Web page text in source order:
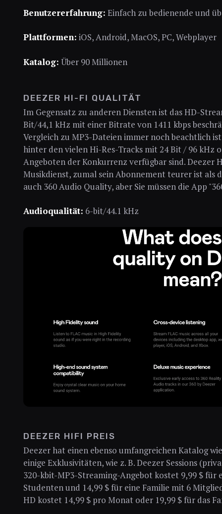
Benutzererfahrung: Einfach zu bedienende und
Plattformen: iOS, Android, MacOS, PC, Webplayer
Katalog: Über 90 Millionen
DEEZER HI-FI QUALITÄT
Im Gegensatz zu anderen Diensten ist das HD-
Bit/44,1 kHz mit einer Bitrate von 1411 kbps
Vergleich zu MP3-Dateien immer noch beachtlich
hinter den vielen Hi-Res-Tracks mit 24 Bit / 96 kHz
Angeboten der Konkurrenz verfügbar sind. Deezer
Musikdienst, zumal sein Abonnement teurer ist als
auch 360 Audio Quality, aber Sie müssen die App
Audioqualität: 6-bit/44.1 kHz
DEEZER HIFI PREIS
Deezer hat einen ebenso umfangreichen Katalog
einige Exklusivitäten, wie z. B. Deezer Sessions
320-kbit-MP3-Streaming-Angebot kostet 9,99 $ für
Studenten und 14,99 $ für eine Familie mit 6
HD kostet 14,99 $ pro Monat oder 19,99 $ für das